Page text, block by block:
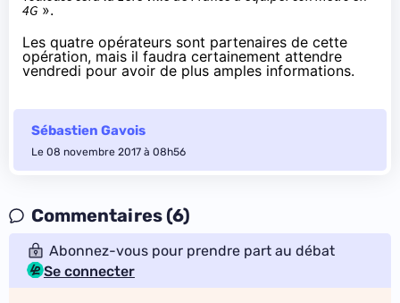
4G ».
Les quatre opérateurs sont partenaires de cette
opération, mais il faudra certainement attendre
vendredi pour avoir de plus amples informations.
Sébastien Gavois
Le 08 novembre 2017 à 08h56
Commentaires (6)
Abonnez-vous pour prendre part au débat
Se connecter